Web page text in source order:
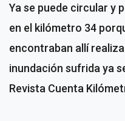
Ya se puede circular y
en el kilómetro 34
encontraban allí
inundación sufrida ya
Revista Cuenta